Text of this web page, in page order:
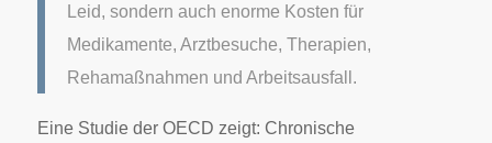
Leid, sondern auch enorme Kosten für
Medikamente, Arztbesuche, Therapien,
Rehamaßnahmen und Arbeitsausfall.
Eine Studie der OECD zeigt: Chronische